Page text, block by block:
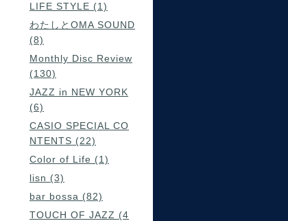
LIFE STYLE (1)
わたしとOMA SOUND
(8)
Monthly Disc Review
(130)
JAZZ in NEW YORK
(6)
CASIO SPECIAL CO
NTENTS (22)
Color of Life (1)
lisn (3)
bar bossa (82)
TOUCH OF JAZZ (4